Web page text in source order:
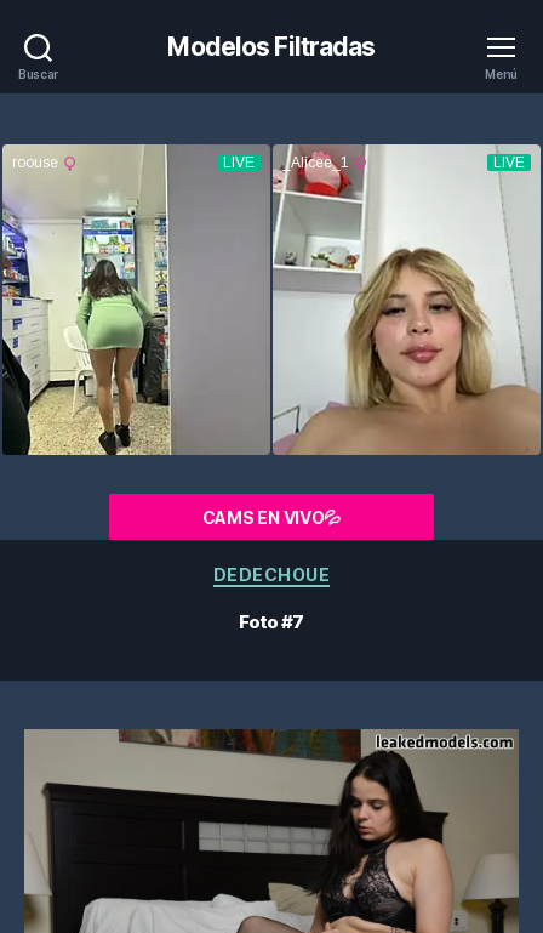
Buscar
Modelos Filtradas
Menú
CAMS EN VIVO💦
Categorías
DEDECHOUE
Foto #7